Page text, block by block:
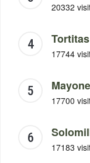
20332
17744
17700
17183